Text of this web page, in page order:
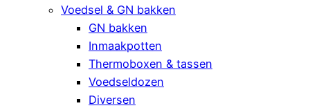
Voedsel & GN bakken
GN bakken
Inmaakpotten
Thermoboxen & tassen
Voedseldozen
Diversen